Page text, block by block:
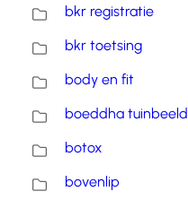
bkr registratie
bkr toetsing
body en fit
boeddha tuinbeeld
botox
bovenlip